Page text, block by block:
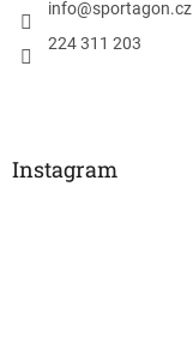
info@sportagon.cz
224 311 203
Instagram